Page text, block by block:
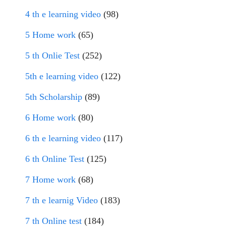
4 th e learning video (98)
5 Home work (65)
5 th Onlie Test (252)
5th e learning video (122)
5th Scholarship (89)
6 Home work (80)
6 th e learning video (117)
6 th Online Test (125)
7 Home work (68)
7 th e learnig Video (183)
7 th Online test (184)